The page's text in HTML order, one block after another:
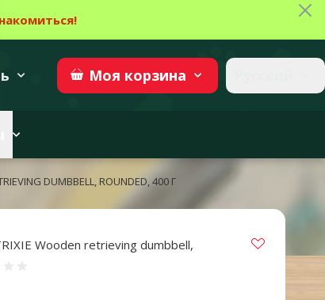
Участвовать
Моя корзина
DUMBBELL, ROUNDED, 400 Г
Wooden retrieving dumbbell,